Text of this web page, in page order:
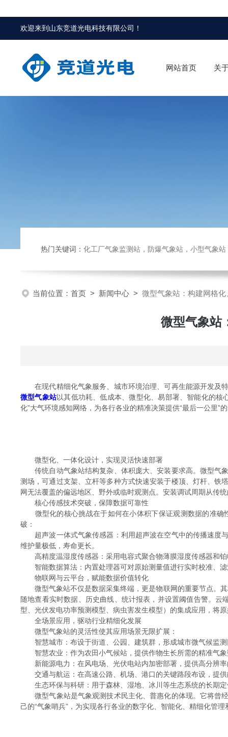
欢迎来到 山东竞道光电科技有限公司 ！
网站首页 关
热门关键词： 化工厂气象监测站，防爆气象站，小型气象站，化
当前位置： 首页 > 新闻中心 > 微型气象站：构建网格
微型气象站
在现代精细化气象服务、城市环境治理、可再生能源开发及特
微型气象站以其低功耗、低成本、微型化、易部署、智能化的核
化”大气环境感知网络，为各行各业的精准决策提供“最后一公里”
微型化、一体化设计，实现灵活快速部署
传统自动气象站结构复杂、体积庞大、安装要求高。微型气象
测场，可通过支架、立杆等多种方式快速安装于楼顶、灯杆、铁
网无法覆盖的偏远地区、野外或临时观测点。安装调试周期从传
核心传感技术突破，保障数据可靠性
微型化的核心挑战在于如何在小体积下保证观测数据的准确
破：
超声波一体式气象传感器：利用超声波在空气中的传播速度与
维护量极低，寿命更长。
高精度温湿度传感器：采用电容式聚合物薄膜湿度传感器和铂
智能数据算法：内置处理器可对原始测量值进行实时校准、滤
物联网与云平台，赋能数据价值转化
微型气象站不仅是数据采集终端，更是物联网的重要节点。其
随地查看实时数据、历史曲线、统计报表，并设置阈值告警。
型、光伏发电功率预测模型、病虫害发生模型）的集成应用，将
全场景应用，驱动行业精细化发展
微型气象站的灵活性使其应用场景无限扩展：
智慧城市：布设于街道、公园、建筑群，形成城市微气候监测
智慧农业：作为农田小气候站，提供作物生长所需的精准气象
新能源电力：在风电场、光伏电站内加密部署，提供高分辨率
交通与航运：在高速公路、机场、港口的关键路段布设，提供
生态环保与科研：用于森林、湿地、冰川等生态系统的长期定
微型气象站是气象观测技术民主化、普惠化的体现。它将曾经
己的“气象哨兵”，为实现各行各业的数字化、智能化、精细化管